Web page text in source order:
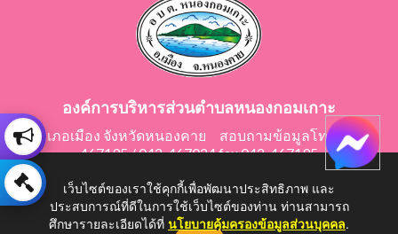
องค์การบริหารส่วนตำบลหนองกอมเกาะ
อำเภอเมือง จังหวัดหนองคาย สอบถามข้อมูลโทร 042-
467195 / 042-467024 fax 042-467195
E-Mail: saraban@nongkomkor.go.th
เว็บไซต์ของเราใช้คุกกี้เพื่อพัฒนาประสิทธิภาพ และ
ประสบการณ์ที่ดีในการใช้เว็บไซต์ของท่าน ท่านสามารถ
ศึกษารายละเอียดได้ที่ นโยบายคุ้มครองข้อมูลส่วนบุคคล.